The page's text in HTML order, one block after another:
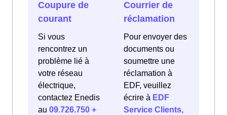
Coupure de
courant
Si vous
rencontrez un
problème lié à
votre réseau
électrique,
contactez Enedis
au 09.726.750 +
Courrier de
réclamation
Pour envoyer des
documents ou
soumettre une
réclamation à
EDF, veuillez
écrire à EDF
Service Clients,